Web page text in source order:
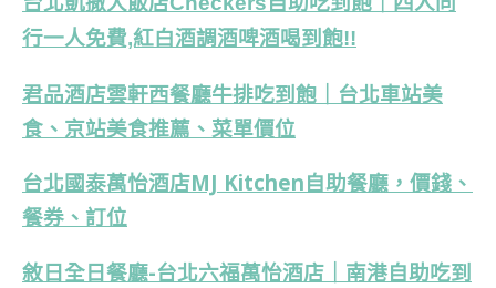
行一人免費,紅白酒調酒啤酒喝到飽!!
君品酒店雲軒西餐廳牛排吃到飽｜台北車站美
食、京站美食推薦、菜單價位
台北國泰萬怡酒店MJ Kitchen自助餐廳，價錢、
餐券、訂位
敘日全日餐廳-台北六福萬怡酒店｜南港自助吃到